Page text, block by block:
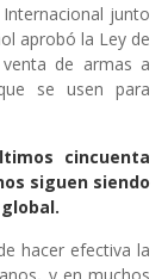
junto
aprobó la Ley de
de armas a
se usen para
cincuenta
siguen siendo
hacer efectiva la